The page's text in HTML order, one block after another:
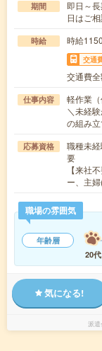
期間
即日～
日はご
時給 時給
交通
交通費
仕事内容
軽作業
＼未経
の組み
応募資格
職種未
要
【来社
ー、主
職場の雰囲気
年齢層
20代
気になる!
派遣